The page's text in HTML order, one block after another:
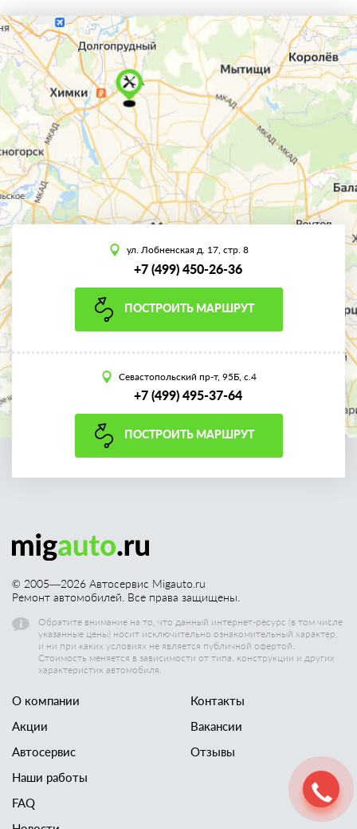
ул. Лобненская д. 17, стр. 8
+7 (499) 450-26-36
ПОСТРОИТЬ МАРШРУТ
Севастопольский пр-т, 95Б, с.4
+7 (499) 495-37-64
ПОСТРОИТЬ МАРШРУТ
© 2005—2026 Автосервис Migauto.ru
Ремонт автомобилей. Все права защищены.
Обратите внимание на то, что данный интернет-ресурс (в том числе
указанные цены) носит исключительно ознакомительный характер,
и ни при каких условиях не является публичной офертой.
Стоимость меняется в зависимости от типа, конструкции и других
характеристик автомобиля.
О компании
Акции
Автосервис
Наши работы
Контакты
Вакансии
Отзывы
FAQ